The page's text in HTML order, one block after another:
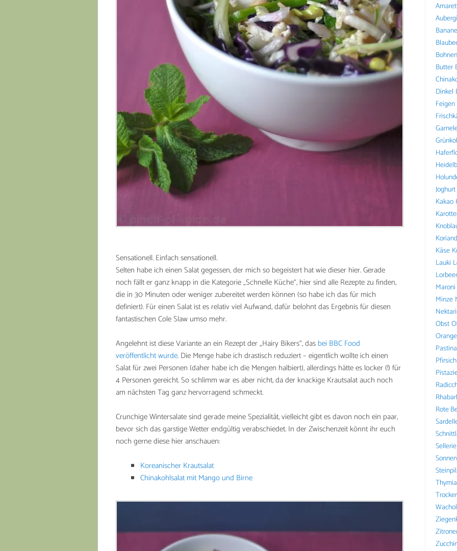
Sensationell. Einfach sensationell.
Selten habe ich einen Salat gegessen, der mich so begeistert hat wie dieser hier. Gerade
noch fällt er ganz knapp in die Kategorie „Schnelle Küche“, hier sind alle Rezepte zu finden,
die in 30 Minuten oder weniger zubereitet werden können (so habe ich das für mich
definiert). Für einen Salat ist es relativ viel Aufwand, dafür belohnt das Ergebnis für diesen
fantastischen Cole Slaw umso mehr.
Angelehnt ist diese Variante an ein Rezept der „Hairy Bikers“, das bei BBC Food
veröffentlicht wurde. Die Menge habe ich drastisch reduziert – eigentlich wollte ich einen
Salat für zwei Personen (daher habe ich die Mengen halbiert), allerdings hätte es locker (!) für
4 Personen gereicht. So schlimm war es aber nicht, da der knackige Krautsalat auch noch
am nächsten Tag ganz hervorragend schmeckt.
Crunchige Wintersalate sind gerade meine Spezialität, vielleicht gibt es davon noch ein paar,
bevor sich das garstige Wetter endgültig verabschiedet. In der Zwischenzeit könnt ihr euch
noch gerne diese hier anschauen:
Koreanischer Krautsalat
Chinakohlsalat mit Mango und Birne
Banane
Bohnen
Butter
Dinkel
Feigen
Joghurt
Kakao
Käse
Lauki
Lorbeer
Maroni
Minze
Obst
Pfirsich
Rote
Sellerie